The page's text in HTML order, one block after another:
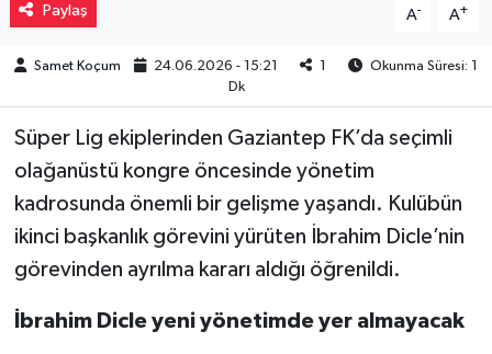
Paylaş A- A+
Samet Koçum 24.06.2026 - 15:21 1
Okunma Süresi: 1
Dk
Süper Lig ekiplerinden Gaziantep FK’da seçimli
olağanüstü kongre öncesinde yönetim
kadrosunda önemli bir gelişme yaşandı. Kulübün
ikinci başkanlık görevini yürüten İbrahim Dicle’nin
görevinden ayrılma kararı aldığı öğrenildi.
İbrahim Dicle yeni yönetimde yer almayacak
Teknoloji
Türkiye
Video Haber